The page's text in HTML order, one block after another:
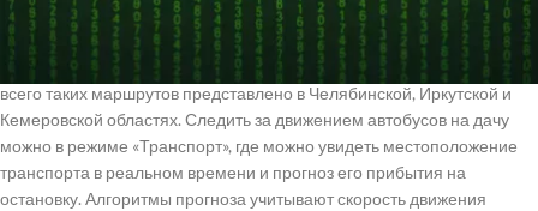
легко спланировать свое путешествие на общественном
транспорте, следить за расписанием и отслеживать движение
автобусов на карте прямо в приложении. Согласно данным, больше
всего таких маршрутов представлено в Челябинской, Иркутской и
Кемеровской областях. Следить за движением автобусов на дачу
можно в режиме «Транспорт», где можно увидеть местоположение
транспорта в реальном времени и прогноз его прибытия на
остановку. Алгоритмы прогноза учитывают скорость движения